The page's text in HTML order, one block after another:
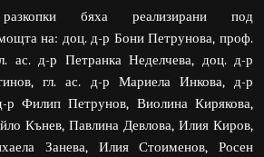
разкопки бяха реализирани под
на: доц. д-р Бони Петрунова, проф.
ас. д-р Петранка Неделчева, доц. д-р
гл. ас. д-р Мариела Инкова, д-р
р Филип Петрунов, Виолина Кирякова,
Кънев, Павлина Девлова, Илия Киров,
Занева, Илия Стоименов, Росен